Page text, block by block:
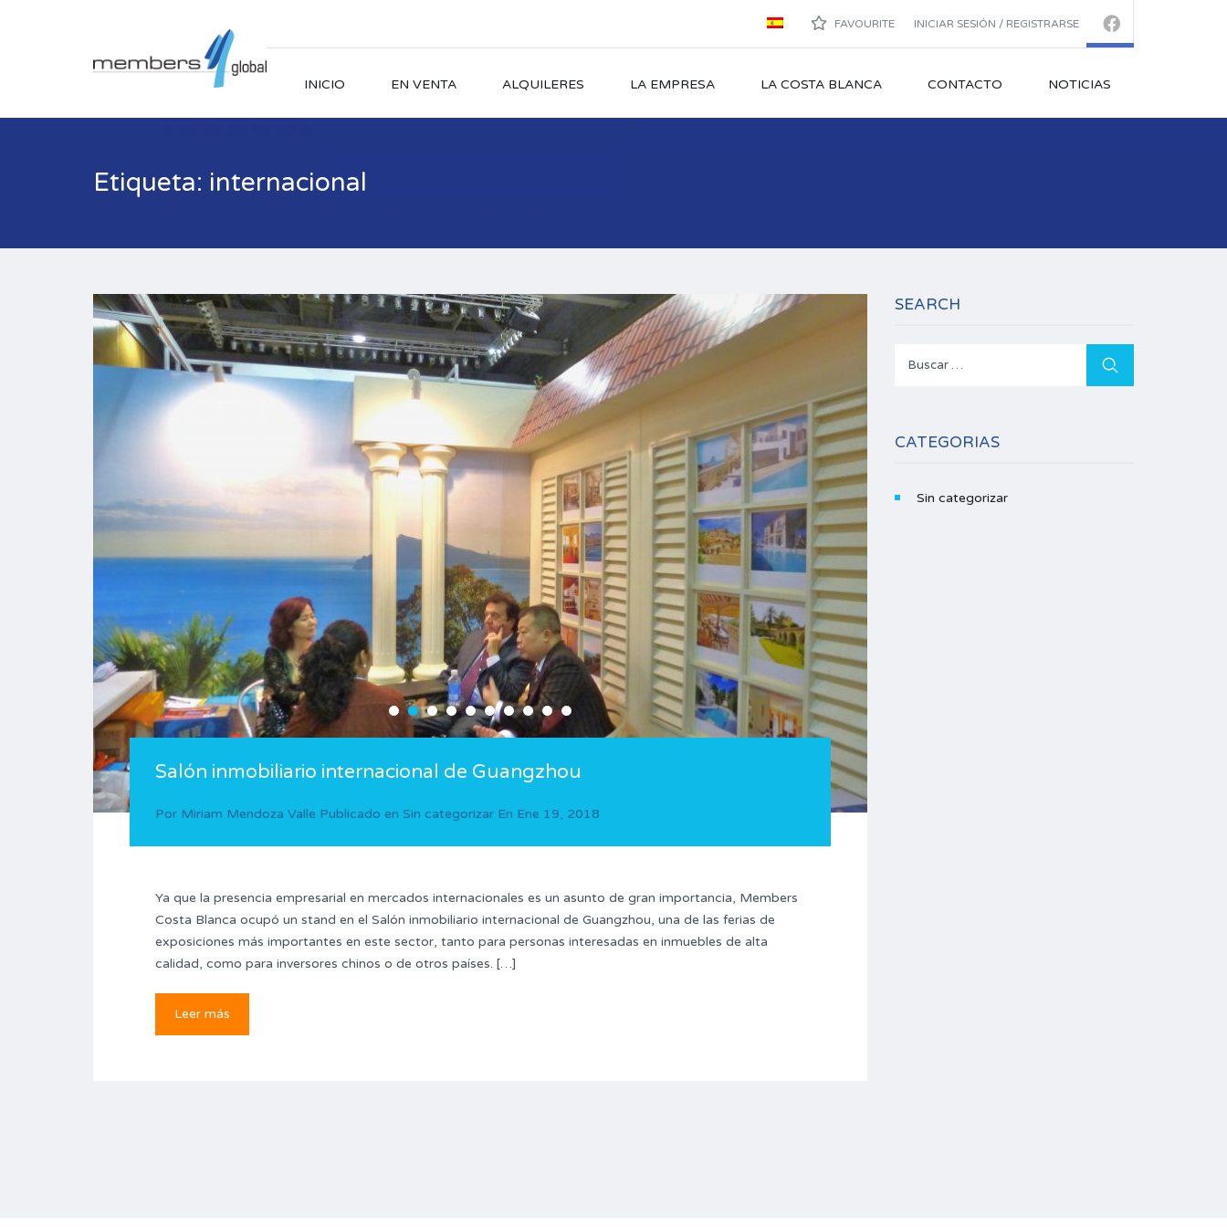
FAVOURITE INICIAR SESIÓN / REGISTRARSE
INICIO EN VENTA ALQUILERES LA EMPRESA LA COSTA BLANCA CONTACTO NOTICIAS
Etiqueta: internacional
Salón inmobiliario internacional de Guangzhou
Por Miriam Mendoza Valle Publicado en Sin categorizar En Ene 19, 2018
Ya que la presencia empresarial en mercados internacionales es un asunto de gran importancia, Members
Costa Blanca ocupó un stand en el Salón inmobiliario internacional de Guangzhou, una de las ferias de
exposiciones más importantes en este sector, tanto para personas interesadas en inmuebles de alta
calidad, como para inversores chinos o de otros países. […]
Leer más
SEARCH
Buscar:
CATEGORIAS
Sin categorizar